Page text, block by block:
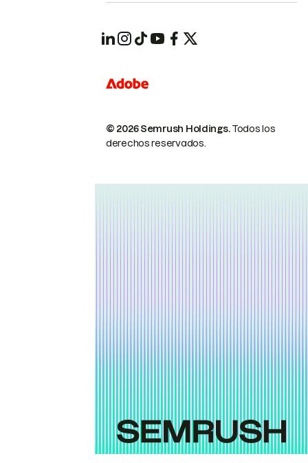
© 2026 Semrush Holdings.Todos los
derechos reservados.